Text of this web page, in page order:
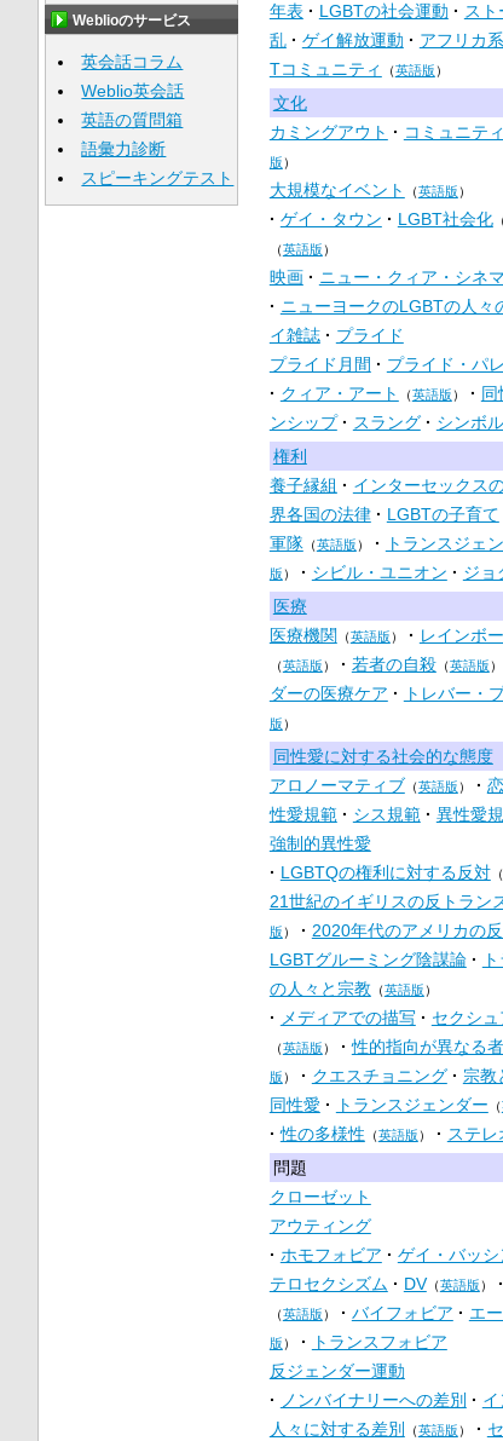
年表 LGBTの社会運動
スト
乱
ゲイ解放運動
アフリカ
Tコミュニティ
（英語版）
文化
カミングアウト
コミュニティ
版）
大規模なイベント （英語版）
ゲイ・タウン LGBT社会化
（英語版）
映画 ニュー・クィア・シネマ
ニューヨークのLGBTの人々
イ雑誌
プライド
プライド月間
プライド・パ
クィア・アート
（英語版）
同
ンシップ
スラング
シンボル
権利
養子縁組
インターセックス
界各国の法律
LGBTの子育て
軍隊（英語版） トランスジェ
版） シビル・ユニオン
ジョ
医療
医療機関 （英語版） レインボ
（英語版） 若者の自殺（英語版）
ダーの医療ケア
トレバー・
版）
同性愛に対する社会的な態度
アロノーマティブ （英語版）
性愛規範
シス規範
異性愛
強制的異性愛
LGBTQの権利に対する反対（
21世紀のイギリスの反トラン
版） 2020年代のアメリカの
LGBTグルーミング陰謀論
の人々と宗教 （英語版）
メディアでの描写 セクシ
（英語版） 性的指向が異なる
版） クエスチョニング 宗教
同性愛 トランスジェンダー （
性の多様性 （英語版） ステレ
問題
クローゼット
アウティング
ホモフォビア
ゲイ・バッシ
テロセクシズム
DV（英語版）
（英語版） バイフォビア エ
版）
トランスフォビア
反ジェンダー運動
ノンバイナリーへの差別
人々に対する差別
（英語版）
Weblioのサービス
英会話コラム
Weblio英会話
英語の質問箱
語彙力診断
スピーキングテスト